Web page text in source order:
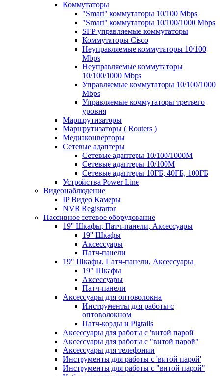
Коммутаторы
"Smart" коммутаторы 10/100 Mbps
"Smart" коммутаторы 10/100/1000 Mbps
SFP управляемые коммутаторы
Коммутаторы Cisco
Неуправляемые коммутаторы 10/100
Mbps
Неуправляемые коммутаторы
10/100/1000 Mbps
Управляемые коммутаторы 10/100/1000
Mbps
Управляемые коммутаторы третьего
уровня
Маршрутизаторы
Маршрутизаторы ( Routers )
Медиаконверторы
Сетевые адаптеры
Сетевые адаптеры 10/100/1000М
Сетевые адаптеры 10/100M
Сетевые адаптеры 10ГБ, 40ГБ, 100ГБ
Устройства Power Line
Видеонаблюдение
IP Видео Камеры
NVR Registartor
Пассивное сетевое оборудование
19'' Шкафы, Патч-панели, Аксессуары
19'' Шкафы
Аксессуары
Патч-панели
19" Шкафы, Патч-панели, Аксессуары
19" Шкафы
Аксессуары
Патч-панели
Аксессуары для оптоволокна
Инструменты для работы с
оптоволокном
Патч-корды и Pigtails
Аксессуары для работы с 'витой парой'
Аксессуары для работы с "витой парой"
Аксессуары для телефонии
Инструменты для работы с 'витой парой'
Инструменты для работы с "витой парой"